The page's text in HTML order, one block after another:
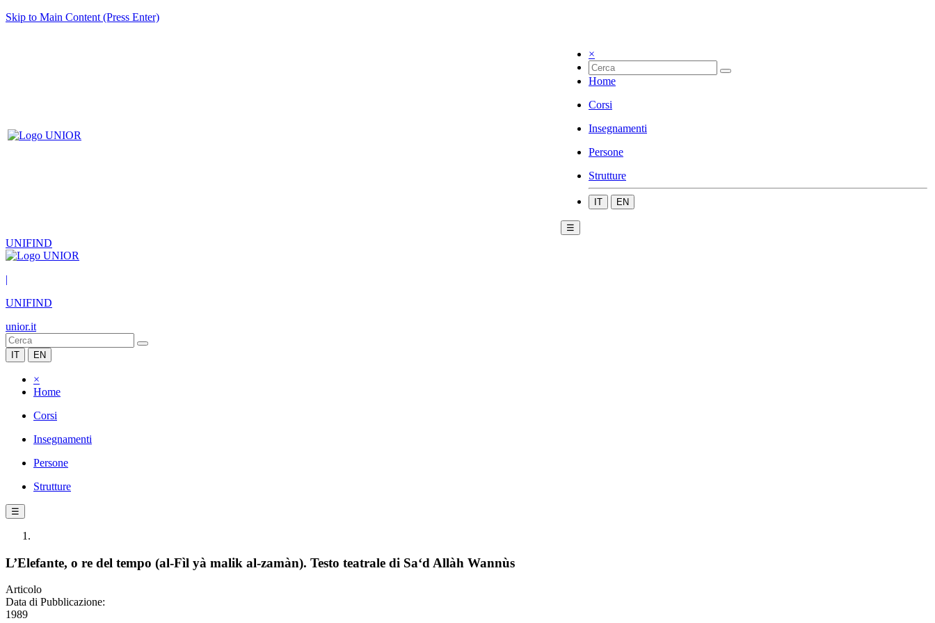
Skip to Main Content (Press Enter)
×
Home
Corsi
Insegnamenti
Persone
Strutture
IT EN
☰
UNIFIND
|
UNIFIND
unior.it
IT EN
×
Home
Corsi
Insegnamenti
Persone
Strutture
☰
L’Elefante, o re del tempo (al-Fìl yà malik al-zamàn). Testo teatrale di Sa‘d Allàh Wannùs
Articolo
Data di Pubblicazione:
1989